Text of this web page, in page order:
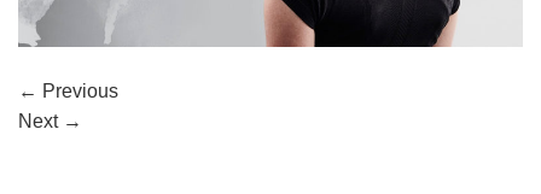
← Previous
Next →